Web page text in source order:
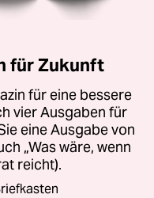
für Zukunft
für eine bessere
vier Ausgaben für
eine Ausgabe von
„Was wäre, wenn
reicht).